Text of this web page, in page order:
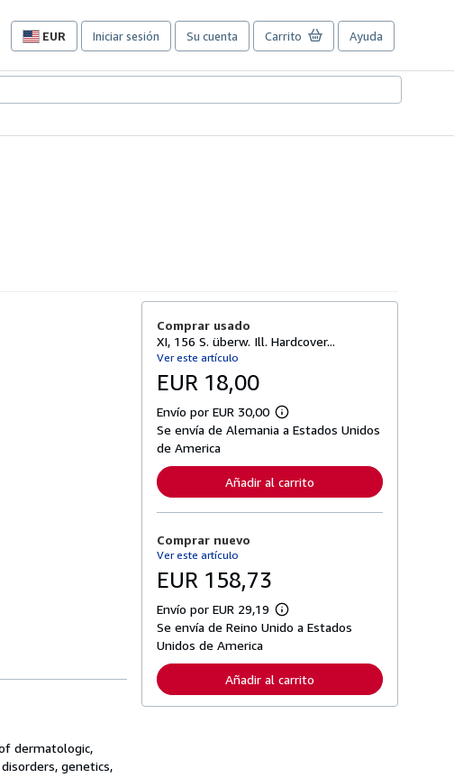
EUR
Preferencias
compra
sitio.
Iniciar sesión Su cuenta Carrito Ayuda
dermatologic,
genetics,
Comprar usado
XI, 156 S. überw. Ill. Hardcover...
Ver este artículo
EUR 18,00
Envío por EUR 30,00
M
á
f
o
r
s
o
b
e
a
Se envía de Alemania a Estados Unidos
de America
Añadir al carrito
Comprar nuevo
Ver este artículo
EUR 158,73
Envío por EUR 29,19
M
á
f
o
r
Se envía de Reino Unido a Estados
Unidos de America
Añadir al carrito